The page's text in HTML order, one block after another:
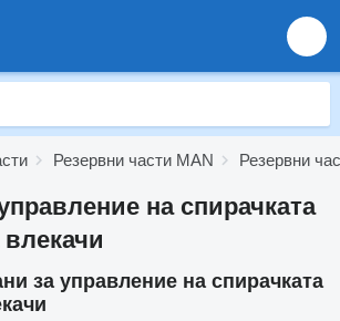
Резервни части MAN Резервни
на спирачката
влекачи
за управление на спирачката